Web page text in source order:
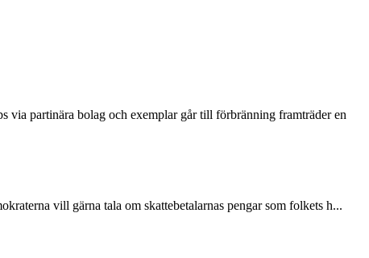
via partinära bolag och exemplar går till förbränning framträder en
vill gärna tala om skattebetalarnas pengar som folkets h...